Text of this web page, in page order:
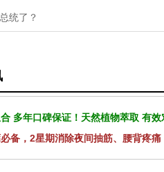
统了？
多年口碑保证！天然植物萃取 有效
备，2星期消除夜间抽筋、腰背疼